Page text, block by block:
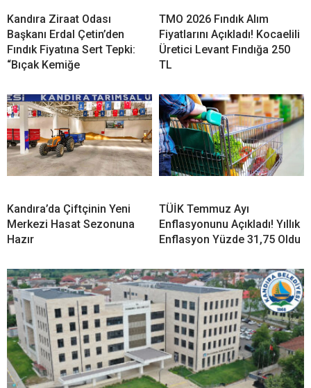
Kandıra Ziraat Odası
Başkanı Erdal Çetin’den
Fındık Fiyatına Sert Tepki:
“Bıçak Kemiğe
TMO 2026 Fındık Alım
Fiyatlarını Açıkladı! Kocaelili
Üretici Levant Fındığa 250
TL
Kandıra’da Çiftçinin Yeni
Merkezi Hasat Sezonuna
Hazır
TÜİK Temmuz Ayı
Enflasyonunu Açıkladı! Yıllık
Enflasyon Yüzde 31,75 Oldu